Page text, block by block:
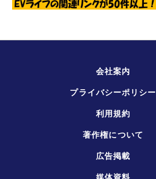
会社案内
プライバシーポリシー
利用規約
著作権について
広告掲載